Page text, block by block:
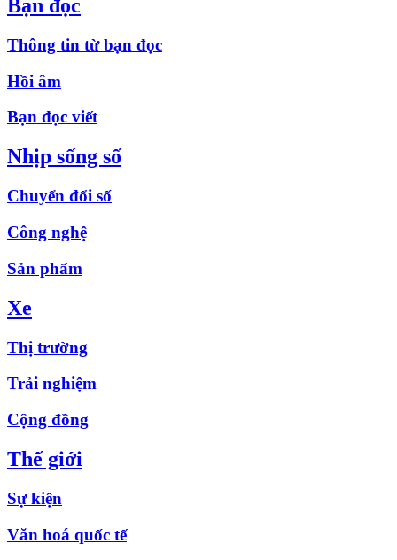
Bạn đọc
Thông tin từ bạn đọc
Hồi âm
Bạn đọc viết
Nhịp sống số
Chuyển đổi số
Công nghệ
Sản phẩm
Xe
Thị trường
Trải nghiệm
Cộng đồng
Thế giới
Sự kiện
Văn hoá quốc tế